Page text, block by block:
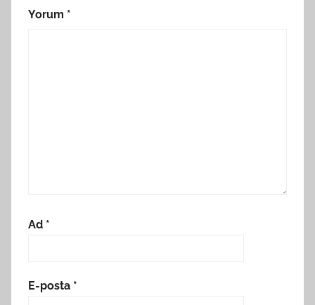
Yorum *
Ad *
E-posta *